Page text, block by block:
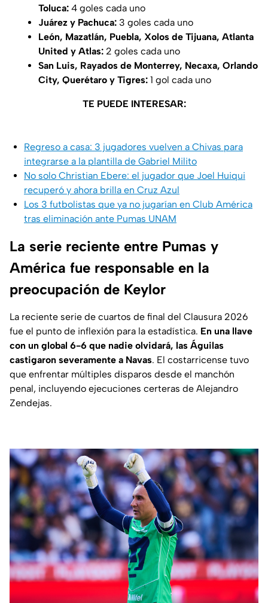
Toluca: 4 goles cada uno
Juárez y Pachuca: 3 goles cada uno
León, Mazatlán, Puebla, Xolos de Tijuana, Atlanta
United y Atlas: 2 goles cada uno
San Luis, Rayados de Monterrey, Necaxa, Orlando
City, Querétaro y Tigres: 1 gol cada uno
TE PUEDE INTERESAR:
Regreso a casa: 3 jugadores vuelven a Chivas para
integrarse a la plantilla de Gabriel Milito
No solo Christian Ebere: el jugador que Joel Huiqui
recuperó y ahora brilla en Cruz Azul
Los 3 futbolistas que ya no jugarían en Club América
tras eliminación ante Pumas UNAM
La serie reciente entre Pumas y
América fue responsable en la
preocupación de Keylor
La reciente serie de cuartos de final del Clausura 2026
fue el punto de inflexión para la estadística. En una llave
con un global 6-6 que nadie olvidará, las Águilas
castigaron severamente a Navas. El costarricense tuvo
que enfrentar múltiples disparos desde el manchón
penal, incluyendo ejecuciones certeras de Alejandro
Zendejas.